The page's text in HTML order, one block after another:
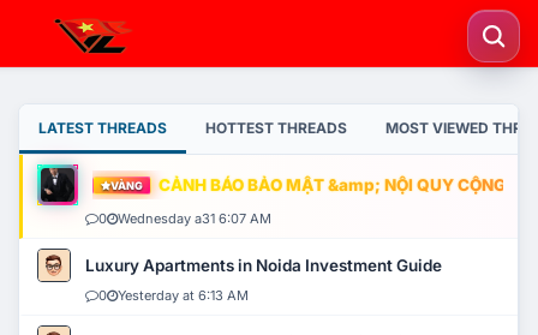
LATEST THREADS HOTTEST THREADS MOST VIEWED
VÀNG CẢNH BÁO BẢO MẬT &amp; NỘI QUY CỘNG
0 Wednesday a31 6:07 AM
Luxury Apartments in Noida Investment Guide
0 Yesterday at 6:13 AM